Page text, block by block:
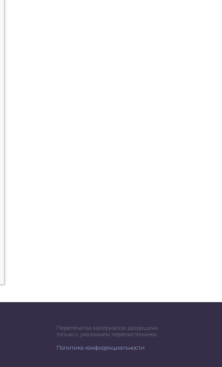
Перепечатка материалов разрешена
только с указанием первоисточника
Политика конфиденциальности